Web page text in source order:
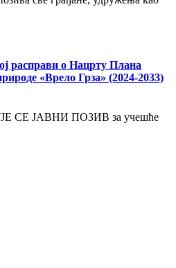
расправи о Нацрту Плана
«Врело Грза» (2024-2033)
СЕ ЈАВНИ ПОЗИВ за учешће